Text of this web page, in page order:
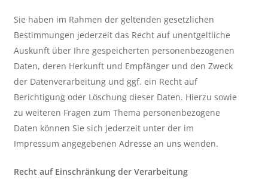
Sie haben im Rahmen der geltenden gesetzlichen
Bestimmungen jederzeit das Recht auf unentgeltliche
Auskunft über Ihre gespeicherten personenbezogenen
Daten, deren Herkunft und Empfänger und den Zweck
der Datenverarbeitung und ggf. ein Recht auf
Berichtigung oder Löschung dieser Daten. Hierzu sowie
zu weiteren Fragen zum Thema personenbezogene
Daten können Sie sich jederzeit unter der im
Impressum angegebenen Adresse an uns wenden.
Recht auf Einschränkung der Verarbeitung